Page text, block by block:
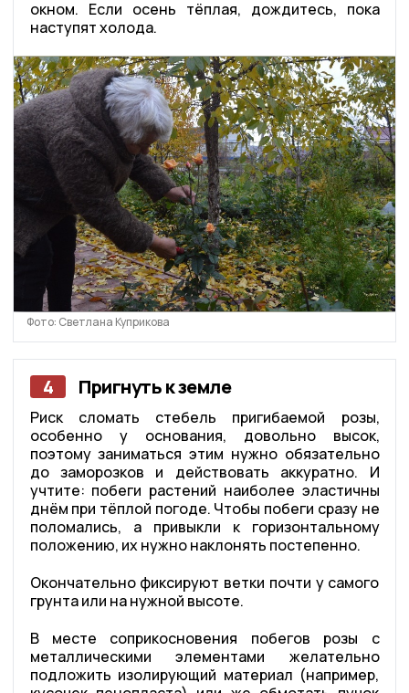
окном. Если осень тёплая, дождитесь, пока
наступят холода.
Фото: Светлана Куприкова
4 Пригнуть к земле
Риск сломать стебель пригибаемой розы,
особенно у основания, довольно высок,
поэтому заниматься этим нужно обязательно
до заморозков и действовать аккуратно. И
учтите: побеги растений наиболее эластичны
днём при тёплой погоде. Чтобы побеги сразу не
поломались, а привыкли к горизонтальному
положению, их нужно наклонять постепенно.
Окончательно фиксируют ветки почти у самого
грунта или на нужной высоте.
В месте соприкосновения побегов розы с
металлическими элементами желательно
подложить изолирующий материал (например,